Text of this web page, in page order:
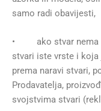
samo radi obavijesti,
• ako stvar nema
stvari iste vrste i koja
prema naravi stvari,
Prodavatelja,
svojstvima stvari